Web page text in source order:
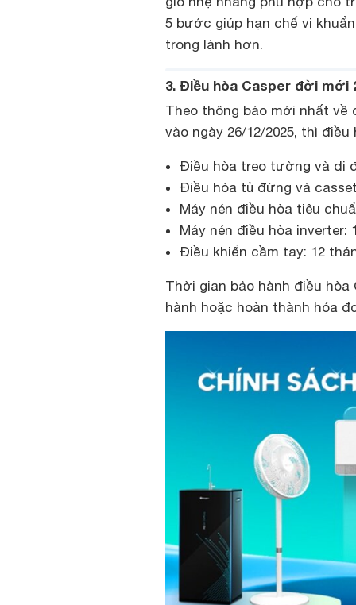
5 bước giúp hạn chế vi
trong lành hơn.
3. Điều hòa Casper đời mới
Theo thông báo mới nhất về
vào ngày 26/12/2025, thì
Điều hòa treo tường và di
Điều hòa tủ đứng và
Máy nén điều hòa tiêu
Máy nén điều hòa inverter:
Điều khiển cầm tay: 12
Thời gian bảo hành điều
hành hoặc hoàn thành hóa